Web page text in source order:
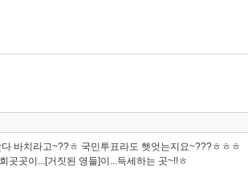
바치라고~??ㅎ 국민투표라도 햇엇는지요~???ㅎㅎㅎ
곳곳이...[거짓된 영들]이...득세하는 곳~!!ㅎ